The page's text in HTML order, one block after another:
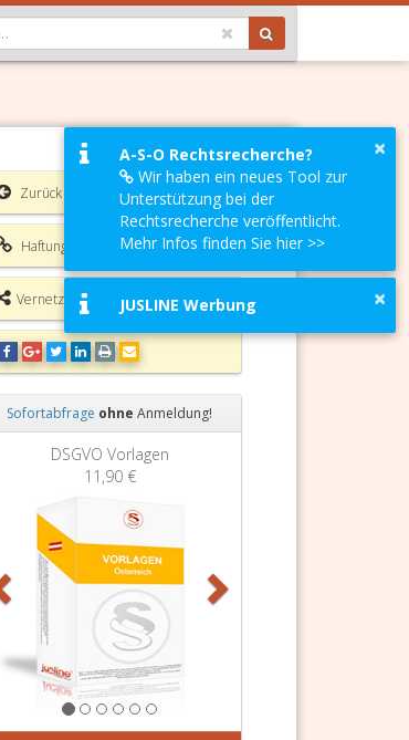
WERT IST ALLE
Zurück
Haftungsausschluss
Vernetzungsmöglichkeiten
Sofortabfrage ohne Anmeldung!
DSGVO Vorlagen
11,90 €
Zurück
×
A-S-O Rechtsrecherche?
Wir haben ein neues Tool zur
Unterstützung bei der
Rechtsrecherche veröffentlicht.
Mehr Infos finden Sie hier >>
×
JUSLINE Werbung